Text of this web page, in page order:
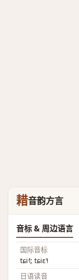
耤音韵方言
音标 & 周边语言
国际音标
tɕi˧˥; tɕiɛ˥˧
日语读音